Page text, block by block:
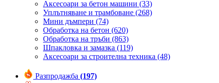
Аксесоари за бетон машини (33)
Уплътняване и трамбоване (268)
Мини дъмпери (74)
Обработка на бетон (620)
Обработка на тръби (863)
Шпакловка и замазка (119)
Аксесоари за строителна техника (48)
Разпродажба (197)